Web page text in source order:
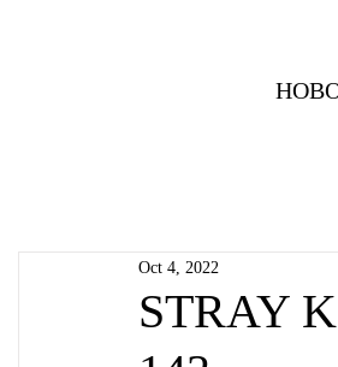
STRAY
Oct 4, 2022